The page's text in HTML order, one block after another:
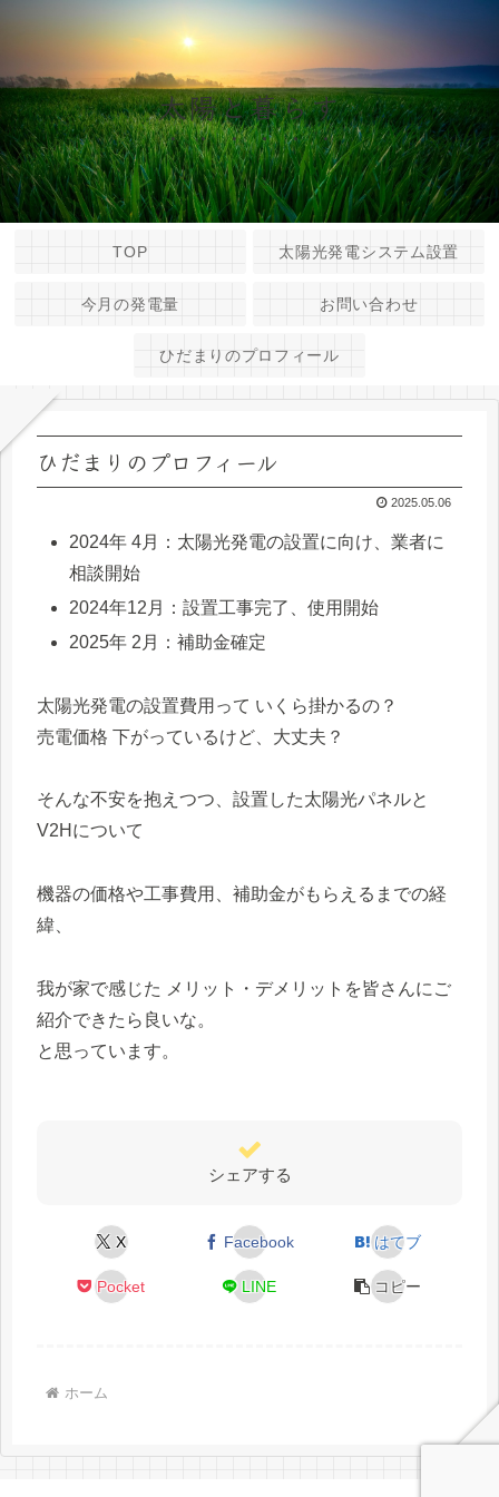
太陽と暮らす
TOP 太陽光発電システム設置
今月の発電量 お問い合わせ
ひだまりのプロフィール
ひだまりのプロフィール
2025.05.06
2024年 4月：太陽光発電の設置に向け、業者に
相談開始
2024年12月：設置工事完了、使用開始
2025年 2月：補助金確定
太陽光発電の設置費用って いくら掛かるの？
売電価格 下がっているけど、大丈夫？
そんな不安を抱えつつ、設置した太陽光パネルと
V2Hについて
機器の価格や工事費用、補助金がもらえるまでの経
緯、
我が家で感じた メリット・デメリットを皆さんにご
紹介できたら良いな。
と思っています。
シェアする
X Facebook はてブ
Pocket LINE コピー
ホーム